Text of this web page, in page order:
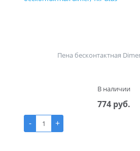
Пена бесконтактная
В наличии
774 руб.
-
+